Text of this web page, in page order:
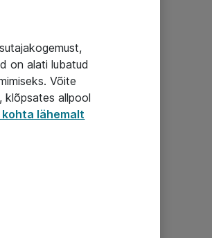
on alati lubatud
Võite
klõpsates allpool
lähemalt